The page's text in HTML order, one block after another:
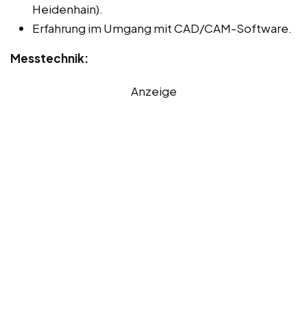
Heidenhain).
Erfahrung im Umgang mit CAD/CAM-Software.
Messtechnik:
Anzeige